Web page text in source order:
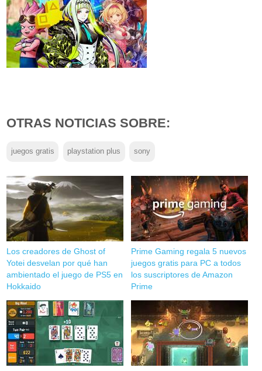
OTRAS NOTICIAS SOBRE:
juegos gratis playstation plus sony
Los creadores de Ghost of
Yotei desvelan por qué han
ambientado el juego de PS5 en
Hokkaido
Prime Gaming regala 5 nuevos
juegos gratis para PC a todos
los suscriptores de Amazon
Prime